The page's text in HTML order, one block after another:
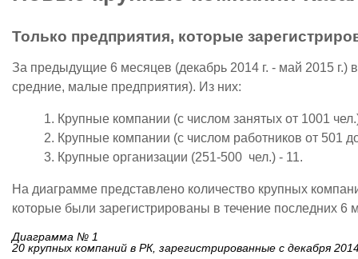
Только предприятия, которые
За предыдущие 6 месяцев (декабрь 2014 г. - май 2015 г.)
средние, малые предприятия). Из них:
Крупные компании (с числом занятых от 1001
Крупные компании (с числом работников от 501
Крупные организации (251-500 чел.) - 11.
На диаграмме представлено количество крупных
которые были зарегистрированы в течение последних 6
1
20 крупных компаний в РК, зарегистрированные с декабря